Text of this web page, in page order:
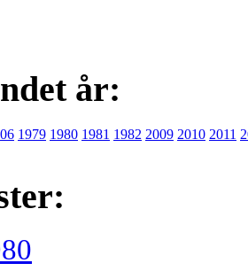
år:
1979 1980 1981 1982 2009 2010 2011